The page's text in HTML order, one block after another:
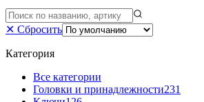
✕ Сбросить
Категория
Все категории
Головки и принадлежности231